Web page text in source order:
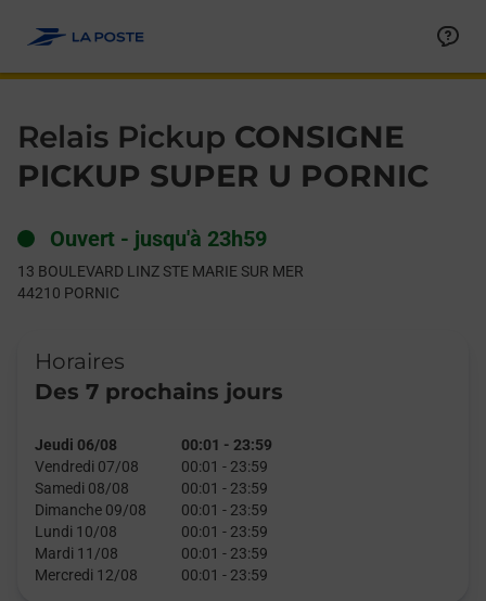
Relais Pickup CONSIGNE
PICKUP SUPER U PORNIC
Ouvert - jusqu'à 23h59
13 BOULEVARD LINZ STE MARIE SUR MER
44210 PORNIC
Horaires
Des 7 prochains jours
Jeudi 06/08 00:01 - 23:59
Vendredi 07/08
00:01 - 23:59
Samedi 08/08
00:01 - 23:59
Dimanche 09/08
00:01 - 23:59
Lundi 10/08
00:01 - 23:59
Mardi 11/08
00:01 - 23:59
Mercredi 12/08
00:01 - 23:59